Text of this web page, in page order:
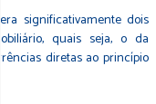
significativamente dois
quais seja, o da
diretas ao princípio